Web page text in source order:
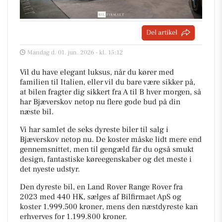
Del artikel
Mandag d. 01. jun. 2026 - kl. 15:12
Vil du have elegant luksus, når du kører med
familien til Italien, eller vil du bare være sikker på,
at bilen fragter dig sikkert fra A til B hver morgen, så
har Bjæverskov netop nu flere gode bud på din
næste bil.
Vi har samlet de seks dyreste biler til salg i
Bjæverskov netop nu. De koster måske lidt mere end
gennemsnittet, men til gengæld får du også smukt
design, fantastiske køreegenskaber og det meste i
det nyeste udstyr.
Den dyreste bil, en Land Rover Range Rover fra
2023 med 440 HK, sælges af Bilfirmaet ApS og
koster 1.999.500 kroner, mens den næstdyreste kan
erhverves for 1.199.800 kroner.